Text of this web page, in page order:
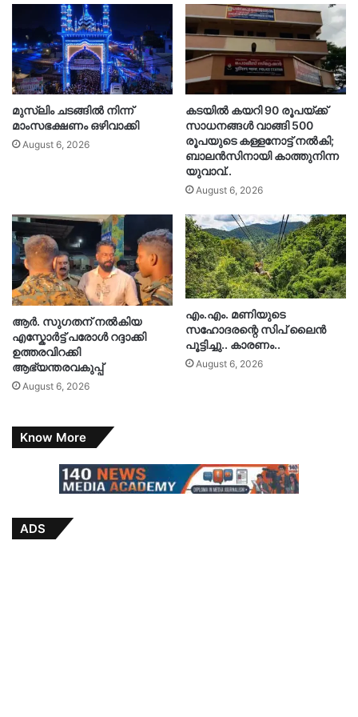
മുസ്‌ലിം ചടങ്ങിൽ നിന്ന്
മാംസഭക്ഷണം ഒഴിവാക്കി
August 6, 2026
കടയിൽ കയറി 90 രൂപയ്ക്ക്
സാധനങ്ങൾ വാങ്ങി 500
രൂപയുടെ കള്ളനോട്ട് നൽകി;
ബാലൻസിനായി കാത്തുനിന്ന
യുവാവ്..
August 6, 2026
ആർ. സു​ഗതന് നൽകിയ
എസ്കോർട്ട് പരോൾ റദ്ദാക്കി
ഉത്തരവിറക്കി
ആഭ്യന്തരവകുപ്പ്
August 6, 2026
എം.എം. മണിയുടെ
സഹോദരന്റെ സിപ് ലൈൻ
പൂട്ടിച്ചു.. കാരണം..
August 6, 2026
Know More
ADS